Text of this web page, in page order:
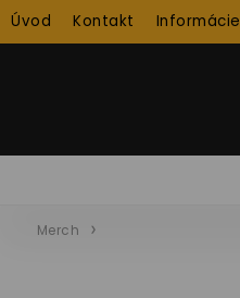
Úvod Kontakt Informácie
Merch